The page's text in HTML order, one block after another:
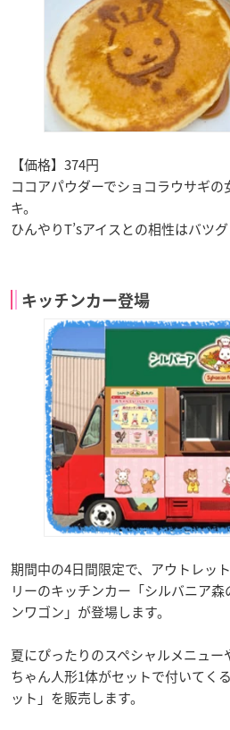
【価格】374円
ココアパウダーでショコラウサギ
キ。
ひんやりT’sアイスとの相性はバツグ
キッチンカー登場
期間中の4日間限定で、アウトレッ
リーのキッチンカー「シルバニア
ンワゴン」が登場します。
夏にぴったりのスペシャルメニュ
ちゃん人形1体がセットで付いてく
ット」を販売します。